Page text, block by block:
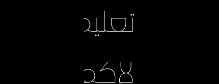
تعليمات